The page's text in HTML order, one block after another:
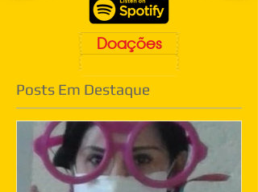
Doações
Posts Em Destaque